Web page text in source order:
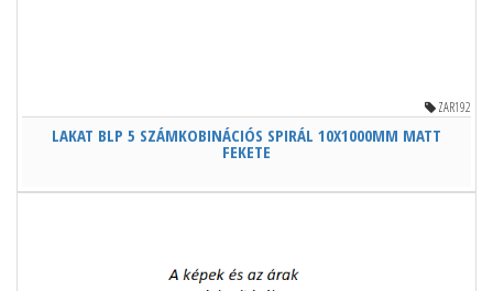
ZAR192
LAKAT BLP 5 SZÁMKOBINÁCIÓS SPIRÁL 10X1000MM MATT
FEKETE